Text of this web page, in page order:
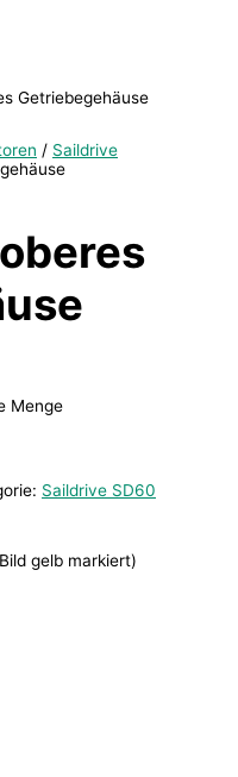
Getriebegehäuse
/ Saildrive
Menge
Saildrive SD60
gelb markiert)